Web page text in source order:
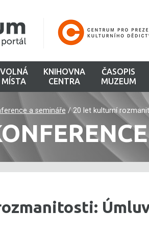
VOLNÁ
MÍSTA
KNIHOVNA
CENTRA
ČASOPIS
MUZEUM
a semináře /20 let kulturní